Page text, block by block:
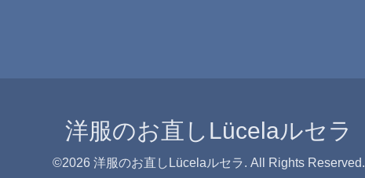
洋服のお直しLücelaルセラ
©2026 洋服のお直しLücelaルセラ. All Rights Reserved.